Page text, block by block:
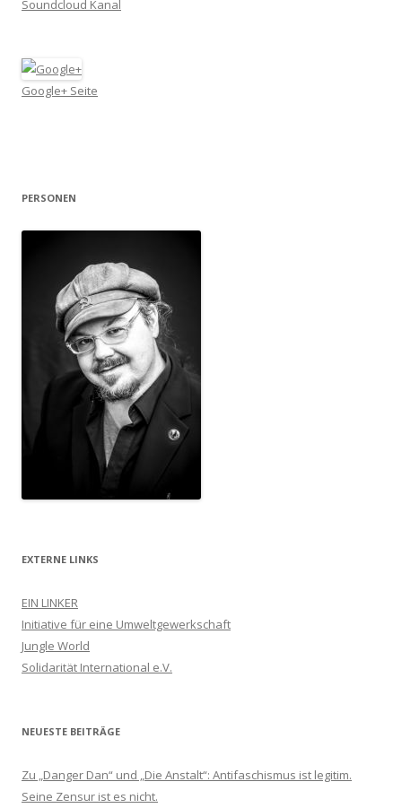
Soundcloud Kanal
Google+ Seite
PERSONEN
EXTERNE LINKS
EIN LINKER
Initiative für eine Umweltgewerkschaft
Jungle World
Solidarität International e.V.
NEUESTE BEITRÄGE
Zu „Danger Dan“ und „Die Anstalt“: Antifaschismus ist legitim.
Seine Zensur ist es nicht.